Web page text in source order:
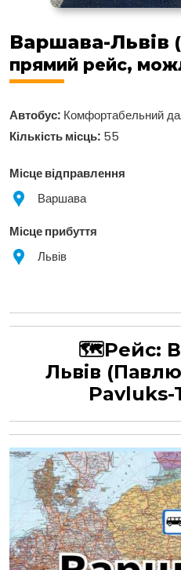
Варшава-Львів
прямий рейс,
Автобус: Комфортабельний
Кількість місць: 55
Місце відправлення
Варшава
Місце прибуття
Львів
🗺Рейс:
Львів
Pavluks-